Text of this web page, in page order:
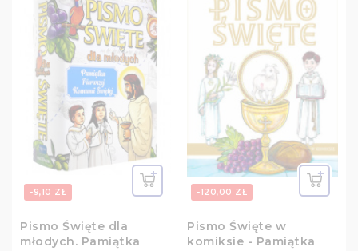
-9,10 ZŁ
Pismo Święte dla
młodych. Pamiątka
-120,00 ZŁ
Pismo Święte w
komiksie - Pamiątka